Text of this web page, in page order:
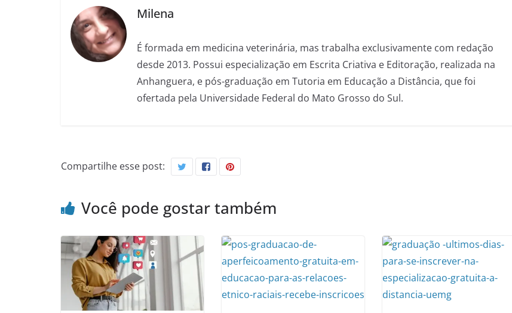
Milena
É formada em medicina veterinária, mas trabalha exclusivamente com redação
desde 2013. Possui especialização em Escrita Criativa e Editoração, realizada na
Anhanguera, e pós-graduação em Tutoria em Educação a Distância, que foi
ofertada pela Universidade Federal do Mato Grosso do Sul.
Compartilhe esse post:
Você pode gostar também